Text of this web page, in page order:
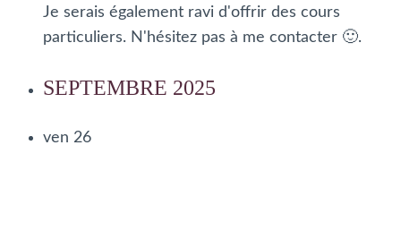
Je serais également ravi d'offrir des cours
particuliers. N'hésitez pas à me contacter 🙂.
SEPTEMBRE 2025
ven 26